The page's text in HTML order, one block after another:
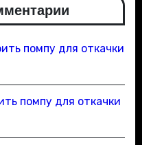
помпу для откачки
помпу для откачки